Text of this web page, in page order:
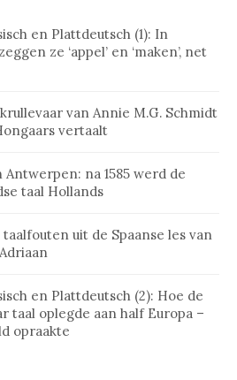
en Plattdeutsch (1): In
ze ‘appel’ en ‘maken’, net
van Annie M.G. Schmidt
vertaalt
Antwerpen: na 1585 werd de
taal Hollands
uit de Spaanse les van
en Plattdeutsch (2): Hoe de
taal oplegde aan half Europa –
opraakte